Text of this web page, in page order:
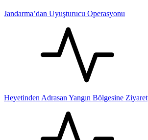
Jandarma’dan Uyuşturucu Operasyonu
Heyetinden Adrasan Yangın Bölgesine Ziyaret